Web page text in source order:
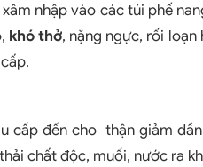
nhập vào các túi phế
khó thở, nặng ngực, rối loạn
cấp đến cho thận giảm
chất độc, muối, nước ra